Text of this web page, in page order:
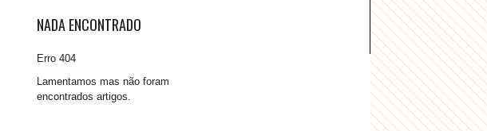
NADA ENCONTRADO
Erro 404
Lamentamos mas não foram
encontrados artigos.